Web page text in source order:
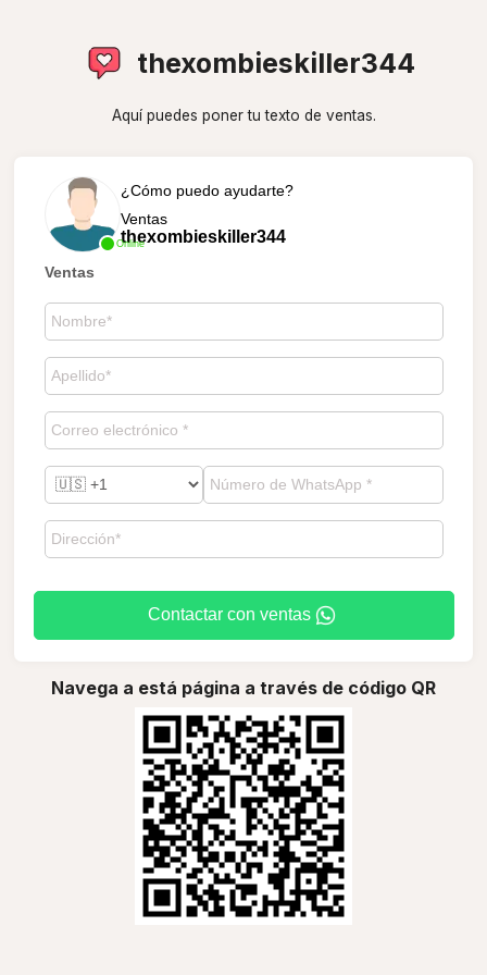
thexombieskiller344
Aquí puedes poner tu texto de ventas.
Online
¿Cómo puedo ayudarte?
Ventas
thexombieskiller344
Ventas
Contactar con ventas
Navega a está página a través de código QR